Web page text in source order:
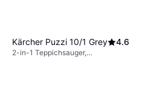
Kärcher Puzzi 10/1 Grey 4.6
2-in-1 Teppichsauger,